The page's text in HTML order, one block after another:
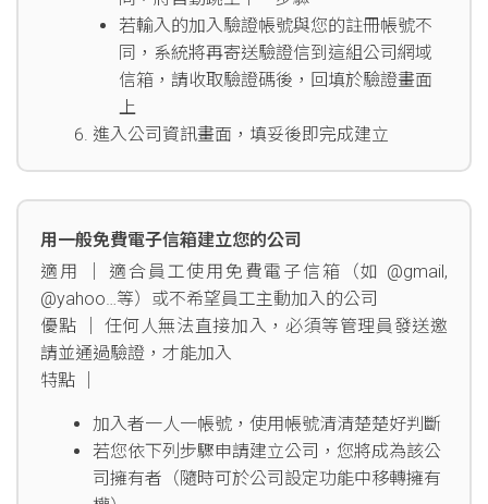
若輸入的加入驗證帳號與您的註冊帳號不
同，系統將再寄送驗證信到這組公司網域
信箱，請收取驗證碼後，回填於驗證畫面
上
進入公司資訊畫面，填妥後即完成建立
用一般免費電子信箱建立您的公司
適用 │ 適合員工使用免費電子信箱（如 @gmail,
@yahoo…等）或不希望員工主動加入的公司
優點 │ 任何人無法直接加入，必須等管理員發送邀
請並通過驗證，才能加入
特點 │
加入者一人一帳號，使用帳號清清楚楚好判斷
若您依下列步驟申請建立公司，您將成為該公
司擁有者（隨時可於公司設定功能中移轉擁有